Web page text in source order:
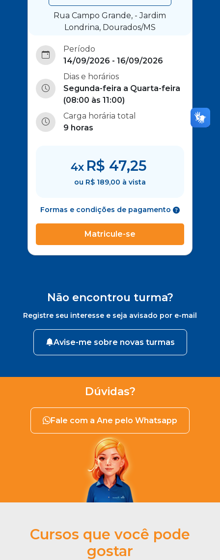
Rua Campo Grande, - Jardim
Londrina, Dourados/MS
Período
14/09/2026 - 16/09/2026
Dias e horários
Segunda-feira a Quarta-feira
(08:00 às 11:00)
Carga horária total
9 horas
4x R$ 47,25
ou R$ 189,00 à vista
Formas e condições de pagamento
Matricule-se
Não encontrou turma?
Registre seu interesse e seja avisado por e-mail
Avise-me sobre novas turmas
Dúvidas?
Fale com a Ane pelo Whatsapp
Cursos que você pode
gostar